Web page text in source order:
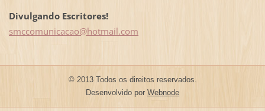
Divulgando Escritores!
smccomunicacao@hotmail.com
© 2013 Todos os direitos reservados.
Desenvolvido por Webnode